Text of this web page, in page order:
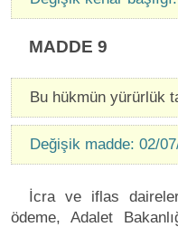
MADDE 9
Bu hükmün yürürlük
Değişik madde: 02/
İcra ve iflas
ödeme, Adalet